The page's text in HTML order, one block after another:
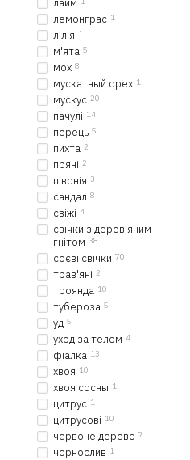
лайм
лемонграс 1
лілія 1
м'ята 5
мох 8
мускатный орех 1
мускус 20
пачулі 14
перець 5
пихта 2
пряні 2
півонія 3
сандал 8
свіжі 4
свічки з дерев'яним
гнітом 38
соєві свічки 70
трав'яні 2
троянда 10
тубероза 5
уд 5
уход за телом 4
фіалка 13
хвоя 10
хвоя сосны 1
цитрус 1
цитрусові 10
червоне дерево 7
чорнослив 1